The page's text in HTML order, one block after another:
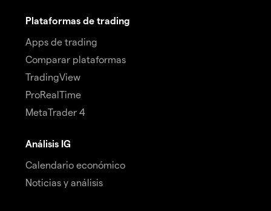
Plataformas de trading
Apps de trading
Comparar plataformas
TradingView
ProRealTime
MetaTrader 4
Análisis IG
Calendario económico
Noticias y análisis